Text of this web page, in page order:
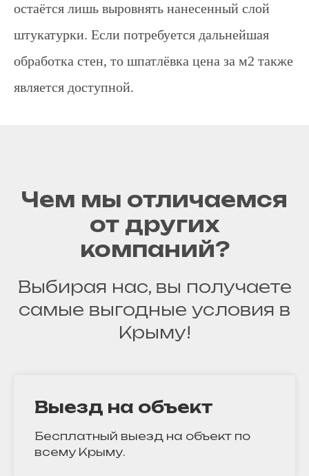
остаётся лишь выровнять нанесенный слой
штукатурки. Если потребуется дальнейшая
обработка стен, то шпатлёвка цена за м2 также
является доступной.
Чем мы отличаемся
от других
компаний?
Выбирая нас, вы получаете
самые выгодные условия в
Крыму!
Выезд на объект
Бесплатный выезд на объект по
всему Крыму.